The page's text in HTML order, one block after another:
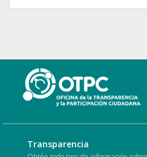
Transparencia